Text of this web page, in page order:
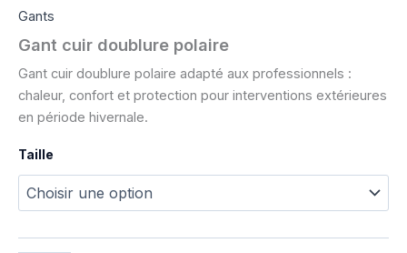
Gants
Gant cuir doublure polaire
Gant cuir doublure polaire adapté aux professionnels :
chaleur, confort et protection pour interventions extérieures
en période hivernale.
Taille